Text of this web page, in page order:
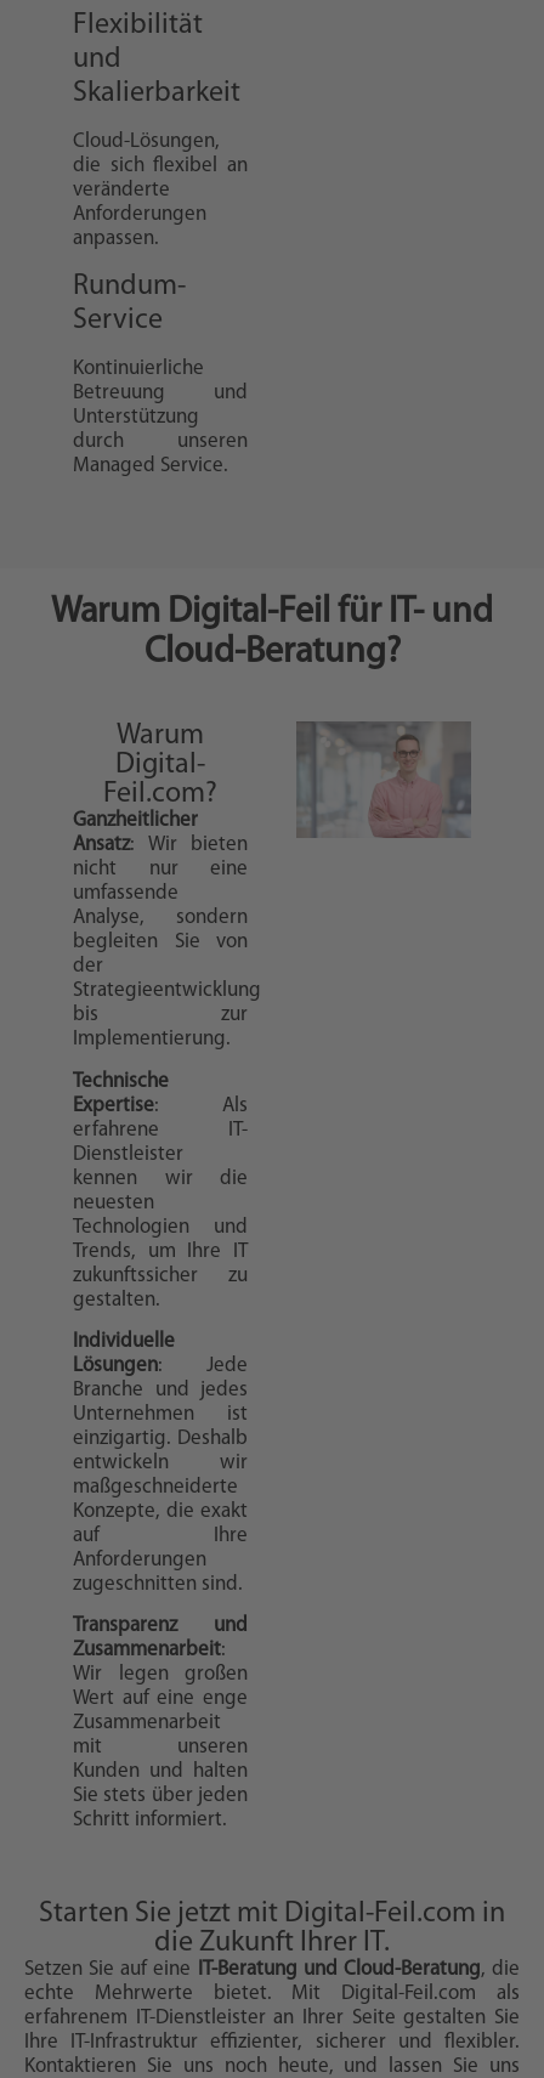
Flexibilität
und
Skalierbarkeit
Cloud-Lösungen,
die sich flexibel an
veränderte
Anforderungen
anpassen.
Rundum-
Service
Kontinuierliche
Betreuung und
Unterstützung
durch unseren
Managed Service.
Warum Digital-Feil für IT- und
Cloud-Beratung?
Warum
Digital-
Feil.com?
Ganzheitlicher
Ansatz: Wir bieten
nicht nur eine
umfassende
Analyse, sondern
begleiten Sie von
der
Strategieentwicklung
bis zur
Implementierung.
Technische
Expertise: Als
erfahrene IT-
Dienstleister
kennen wir die
neuesten
Technologien und
Trends, um Ihre IT
zukunftssicher zu
gestalten.
Individuelle
Lösungen: Jede
Branche und jedes
Unternehmen ist
einzigartig. Deshalb
entwickeln wir
maßgeschneiderte
Konzepte, die exakt
auf Ihre
Anforderungen
zugeschnitten sind.
Transparenz und
Zusammenarbeit:
Wir legen großen
Wert auf eine enge
Zusammenarbeit
mit unseren
Kunden und halten
Sie stets über jeden
Schritt informiert.
Starten Sie jetzt mit Digital-Feil.com in
die Zukunft Ihrer IT.
Setzen Sie auf eine IT-Beratung und Cloud-Beratung, die
echte Mehrwerte bietet. Mit Digital-Feil.com als
erfahrenem IT-Dienstleister an Ihrer Seite gestalten Sie
Ihre IT-Infrastruktur effizienter, sicherer und flexibler.
Kontaktieren Sie uns noch heute, und lassen Sie uns